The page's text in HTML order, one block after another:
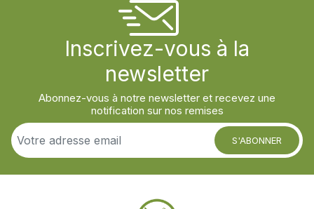
Inscrivez-vous à la
newsletter
Abonnez-vous à notre newsletter et recevez une
notification sur nos remises
S'ABONNER